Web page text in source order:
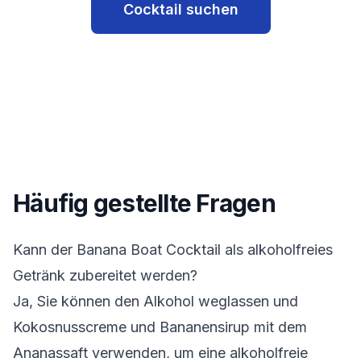
Cocktail suchen
Häufig gestellte Fragen
Kann der Banana Boat Cocktail als alkoholfreies
Getränk zubereitet werden?
Ja, Sie können den Alkohol weglassen und
Kokosnusscreme und Bananensirup mit dem
Ananassaft verwenden, um eine alkoholfreie